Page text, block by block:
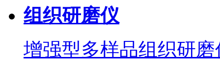
组织研磨仪
增强型多样品组织研磨